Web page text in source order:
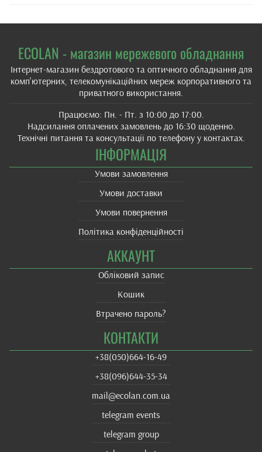
ECOLAN - магазин мережевого обладнання
Інтернет-магазин бездротового та оптичного обладнання для
комп'ютерних, телекомунікаційних мереж корпоративного та
приватного використання.
Працюємо: Пн. - Пт. з 10:00 до 17:00.
Надсилання оплачених замовлень до 16:30 щоденно.
Технічні питання та консультації по телефону у контактах.
ІНФОРМАЦІЯ
Умови замовлення
Умови доставки
Умови повернення
Політика конфіденційності
АККАУНТ
Обліковий запис
Кошик
Втрачено пароль?
КОНТАКТИ
+38(‎050)664-16-49
+38‎(096)644-35-34
mail@ecolan.com.ua
telegram events
telegram group